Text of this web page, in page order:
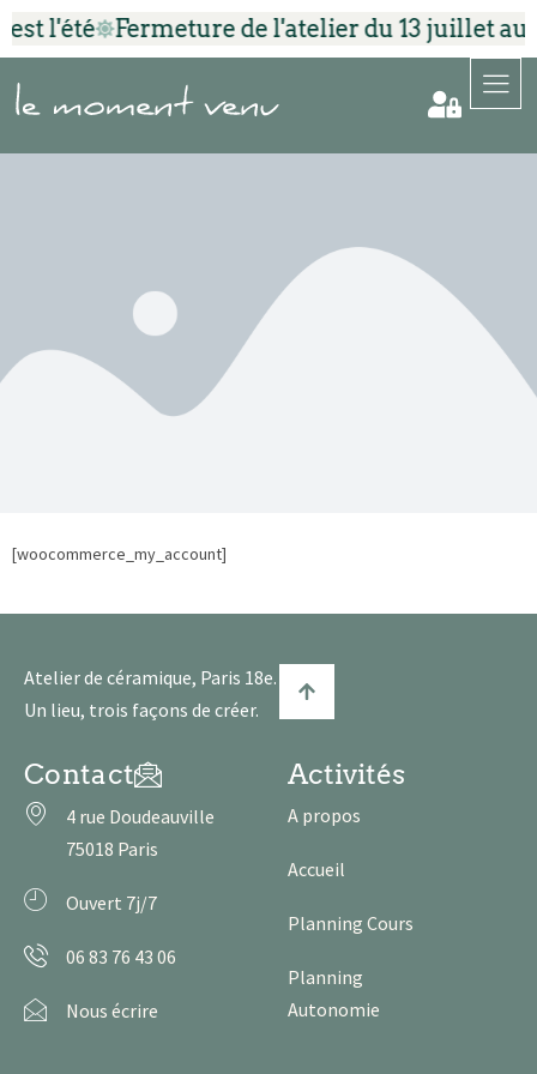
l'été Fermeture de l'atelier du 13 juillet au
[woocommerce_my_account]
Atelier de céramique, Paris 18e.
Un lieu, trois façons de créer.
Contact
4 rue Doudeauville
75018 Paris
Ouvert 7j/7
06 83 76 43 06
Nous écrire
Activités
A propos
Accueil
Planning Cours
Planning
Autonomie